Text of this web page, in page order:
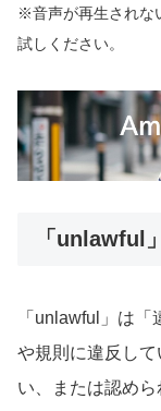
※音声が再生されな
試しください。
「unlawful
「unlawful」は
や規則に違反し
い、または認め